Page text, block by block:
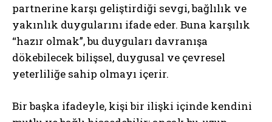
partnerine karşı geliştirdiği sevgi, bağlılık ve
yakınlık duygularını ifade eder. Buna karşılık
“hazır olmak”, bu duyguları davranışa
dökebilecek bilişsel, duygusal ve çevresel
yeterliliğe sahip olmayı içerir.
Bir başka ifadeyle, kişi bir ilişki içinde kendini